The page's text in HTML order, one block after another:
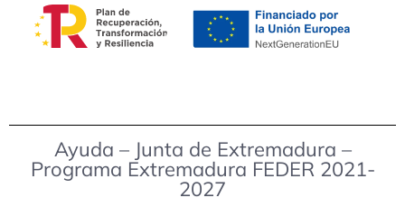
Ayuda – Junta de Extremadura –
Programa Extremadura FEDER 2021-
2027